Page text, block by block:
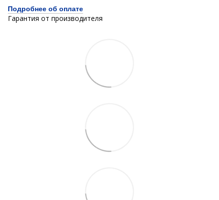
Подробнее об оплате
Гарантия от производителя